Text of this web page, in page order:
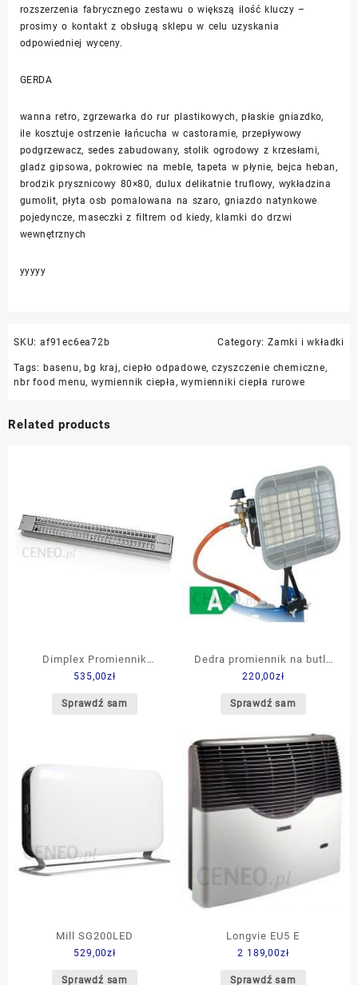
rozszerzenia fabrycznego zestawu o większą ilość kluczy –
prosimy o kontakt z obsługą sklepu w celu uzyskania
odpowiedniej wyceny.
GERDA
wanna retro, zgrzewarka do rur plastikowych, płaskie gniazdko,
ile kosztuje ostrzenie łańcucha w castoramie, przepływowy
podgrzewacz, sedes zabudowany, stolik ogrodowy z krzesłami,
gladz gipsowa, pokrowiec na meble, tapeta w płynie, bejca heban,
brodzik prysznicowy 80×80, dulux delikatnie truflowy, wykładzina
gumolit, płyta osb pomalowana na szaro, gniazdo natynkowe
pojedyncze, maseczki z filtrem od kiedy, klamki do drzwi
wewnętrznych
yyyyy
SKU: af91ec6ea72b Category: Zamki i wkładki
Tags: basenu, bg kraj,ciepło odpadowe,czyszczenie chemiczne,
nbr food menu,wymiennik ciepła,wymienniki ciepła rurowe
Related products
Dimplex Promiennik
podczerwieni UWS 75 RD
535,00zł
Sprawdź sam
Dedra promiennik na butlę
4.6KW DED9970
220,00zł
Sprawdź sam
Mill SG200LED
529,00zł
Sprawdź sam
Longvie EU5 E
2 189,00zł
Sprawdź sam